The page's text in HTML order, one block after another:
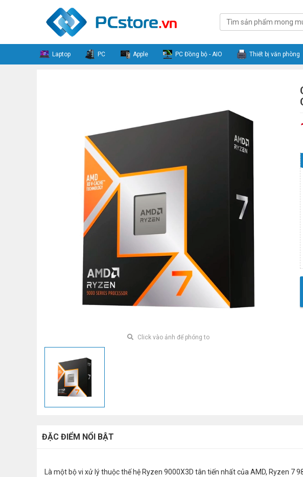
Laptop PC Apple PC Đồng bộ - AIO Thiết bị văn phòng
Click vào ảnh để phóng to
ĐẶC ĐIỂM NỔI BẬT
Là một bộ vi xử lý thuộc thế hệ Ryzen 9000X3D tân tiến nhất của AMD, Ryzen 7